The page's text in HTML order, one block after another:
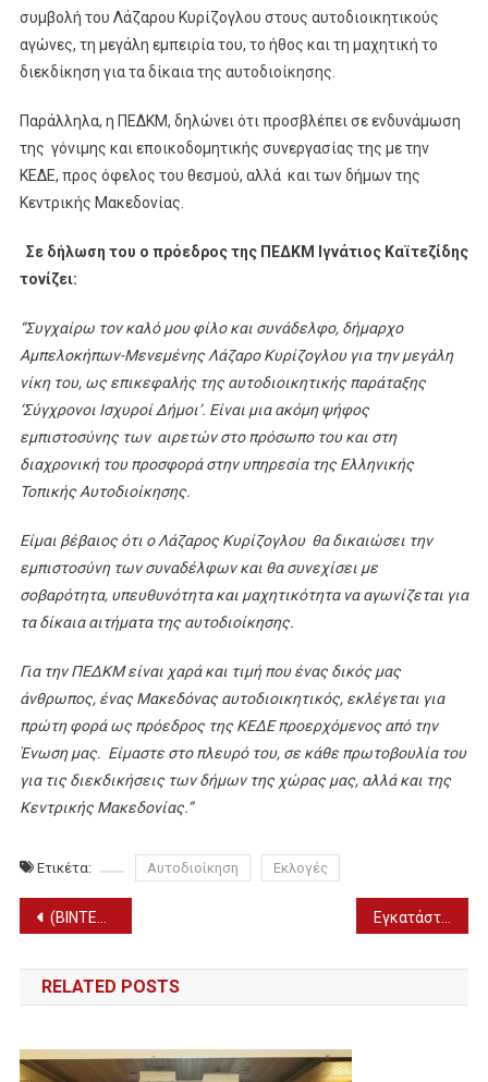
συμβολή του Λάζαρου Κυρίζογλου στους αυτοδιοικητικούς
αγώνες, τη μεγάλη εμπειρία του, το ήθος και τη μαχητική το
διεκδίκηση για τα δίκαια της αυτοδιοίκησης.
Παράλληλα, η ΠΕΔΚΜ, δηλώνει ότι προσβλέπει σε ενδυνάμωση
της γόνιμης και εποικοδομητικής συνεργασίας της με την
ΚΕΔΕ, προς όφελος του θεσμού, αλλά και των δήμων της
Κεντρικής Μακεδονίας.
Σε δήλωση του ο πρόεδρος της ΠΕΔΚΜ Ιγνάτιος Καϊτεζίδης
τονίζει:
“Συγχαίρω τον καλό μου φίλο και συνάδελφο, δήμαρχο
Αμπελοκήπων-Μενεμένης Λάζαρο Κυρίζογλου για την μεγάλη
νίκη του, ως επικεφαλής της αυτοδιοικητικής παράταξης
‘Σύγχρονοι Ισχυροί Δήμοι’. Είναι μια ακόμη ψήφος
εμπιστοσύνης των αιρετών στο πρόσωπο του και στη
διαχρονική του προσφορά στην υπηρεσία της Ελληνικής
Τοπικής Αυτοδιοίκησης.
Είμαι βέβαιος ότι ο Λάζαρος Κυρίζογλου θα δικαιώσει την
εμπιστοσύνη των συναδέλφων και θα συνεχίσει με
σοβαρότητα, υπευθυνότητα και μαχητικότητα να αγωνίζεται για
τα δίκαια αιτήματα της αυτοδιοίκησης.
Για την ΠΕΔΚΜ είναι χαρά και τιμή που ένας δικός μας
άνθρωπος, ένας Μακεδόνας αυτοδιοικητικός, εκλέγεται για
πρώτη φορά ως πρόεδρος της ΚΕΔΕ προερχόμενος από την
Ένωση μας. Είμαστε στο πλευρό του, σε κάθε πρωτοβουλία του
για τις διεκδικήσεις των δήμων της χώρας μας, αλλά και της
Κεντρικής Μακεδονίας.”
Ετικέτα: Αυτοδιοίκηση Εκλογές
Πλοήγηση
άρθρων
(ΒΙΝΤΕΟ) Ο Γ. ΚΑΡΑΣΜΑΝΗΣ ΣΤΗΝ ΗΜΕΡΙΔΑ ΤΟΥ ΥΠΑΑΤ ΣΤΑ ΓΙΑΝΝΙΤΣΑ
RELATED POSTS